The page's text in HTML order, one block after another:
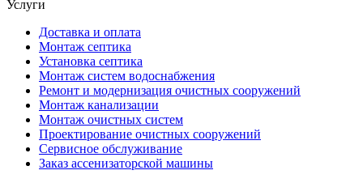
Услуги
Доставка и оплата
Монтаж септика
Установка септика
Монтаж систем водоснабжения
Ремонт и модернизация очистных сооружений
Монтаж канализации
Монтаж очистных систем
Проектирование очистных сооружений
Сервисное обслуживание
Заказ ассенизаторской машины